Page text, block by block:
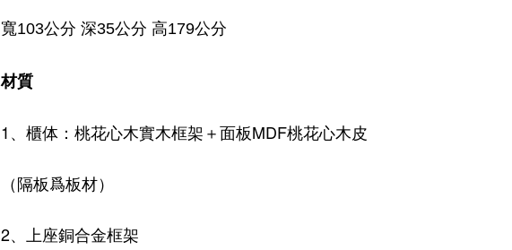
寬103公分 深35公分 高179公分
材質
1、櫃体：桃花心木實木框架＋面板MDF桃花心木皮
（隔板爲板材）
2、上座銅合金框架